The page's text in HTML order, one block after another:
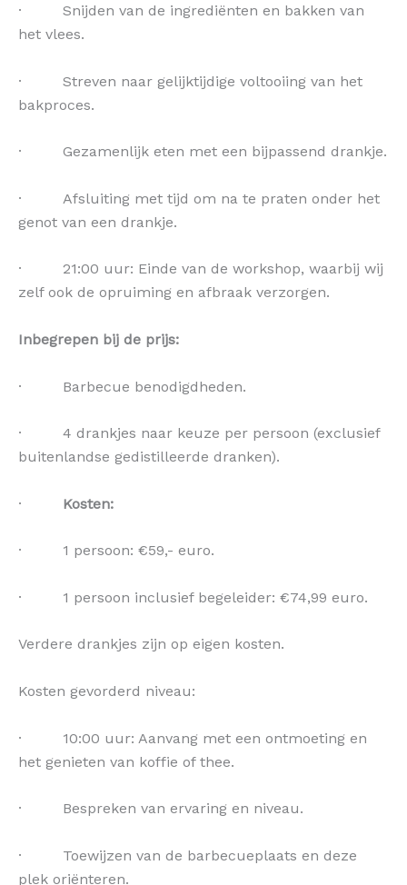
· Snijden van de ingrediënten en bakken van
het vlees.
· Streven naar gelijktijdige voltooiing van het
bakproces.
· Gezamenlijk eten met een bijpassend drankje.
· Afsluiting met tijd om na te praten onder het
genot van een drankje.
· 21:00 uur: Einde van de workshop, waarbij wij
zelf ook de opruiming en afbraak verzorgen.
Inbegrepen bij de prijs:
· Barbecue benodigdheden.
· 4 drankjes naar keuze per persoon (exclusief
buitenlandse gedistilleerde dranken).
· Kosten:
· 1 persoon: €59,- euro.
· 1 persoon inclusief begeleider: €74,99 euro.
Verdere drankjes zijn op eigen kosten.
Kosten gevorderd niveau:
· 10:00 uur: Aanvang met een ontmoeting en
het genieten van koffie of thee.
· Bespreken van ervaring en niveau.
· Toewijzen van de barbecueplaats en deze
plek oriënteren.